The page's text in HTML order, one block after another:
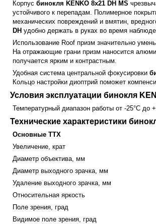
Корпус бинокля KENKO 8x21 DH MS
устойчивого к перепадам. Полимерное
механических повреждений и вмятин,
DH удобно держать в руках во время
Использование Roof призм значительно
На отражающие грани призм наносится
получается ярким и контрастным.
Удобная система центральной фокусировки
Кольцо настройки диоптрий поможет
Условия эксплуатации бинокля
Температурный диапазон работы от -25°С до
Технические характеристики
Основные ТТХ
Увеличение, крат
Диаметр объектива, мм
Диаметр выходного зрачка, мм
Удаление выходного зрачка, мм
Относительная яркость
Поле зрения, град
Видимое поле зрения, град